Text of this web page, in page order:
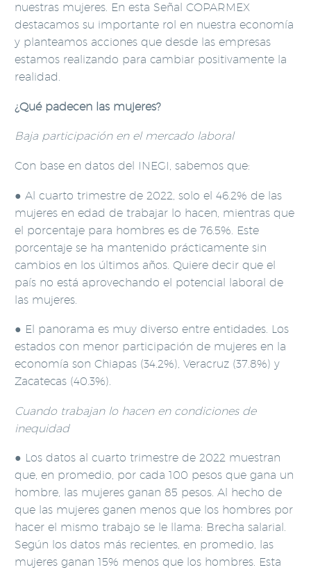
nuestras mujeres. En esta Señal COPARMEX
destacamos su importante rol en nuestra economía
y planteamos acciones que desde las empresas
estamos realizando para cambiar positivamente la
realidad.
¿Qué padecen las mujeres?
Baja participación en el mercado laboral
Con base en datos del INEGI, sabemos que:
● Al cuarto trimestre de 2022, solo el 46.2% de las
mujeres en edad de trabajar lo hacen, mientras que
el porcentaje para hombres es de 76.5%. Este
porcentaje se ha mantenido prácticamente sin
cambios en los últimos años. Quiere decir que el
país no está aprovechando el potencial laboral de
las mujeres.
● El panorama es muy diverso entre entidades. Los
estados con menor participación de mujeres en la
economía son Chiapas (34.2%), Veracruz (37.8%) y
Zacatecas (40.3%).
Cuando trabajan lo hacen en condiciones de
inequidad
● Los datos al cuarto trimestre de 2022 muestran
que, en promedio, por cada 100 pesos que gana un
hombre, las mujeres ganan 85 pesos. Al hecho de
que las mujeres ganen menos que los hombres por
hacer el mismo trabajo se le llama: Brecha salarial.
Según los datos más recientes, en promedio, las
mujeres ganan 15% menos que los hombres. Esta